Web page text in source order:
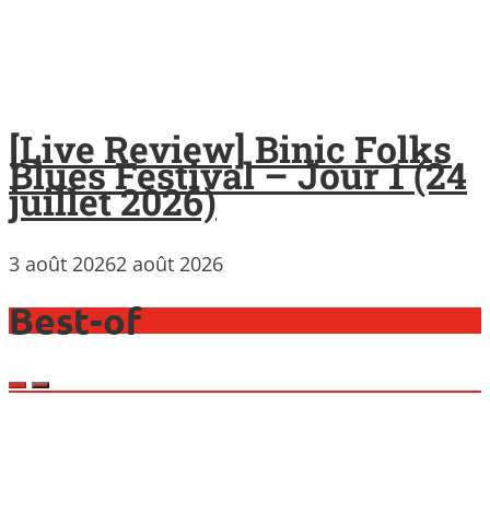
[Live Review] Binic Folks
Blues Festival – Jour 1 (24
juillet 2026)
3 août 20262 août 2026
Best-of